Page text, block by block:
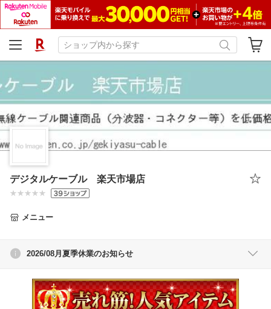
デジタルケーブル 楽天市場店
メニュー
2026/08月夏季休業のお知らせ